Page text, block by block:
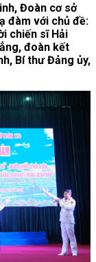
Đoàn cơ sở
đàm với chủ đề:
chiến sĩ Hải
đoàn kết
Bí thư Đảng ủy,